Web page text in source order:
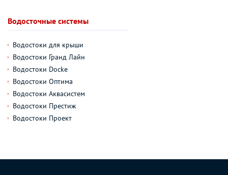
Водосточные системы
Водостоки для крыши
Водостоки Гранд Лайн
Водостоки Docke
Водостоки Оптима
Водостоки Аквасистем
Водостоки Престиж
Водостоки Проект